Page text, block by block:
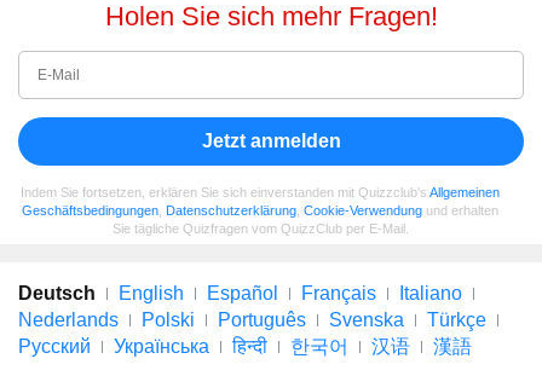
Holen Sie sich mehr Fragen!
Jetzt anmelden
Indem Sie fortsetzen, erklären Sie sich einverstanden mit Quizzclub's Allgemeinen
Geschäftsbedingungen Datenschutzerklärung Cookie-Verwendung und erhalten
Sie tägliche Quizfragen vom QuizzClub per E-Mail.
Deutsch English Español Français
Italiano
Nederlands
Polski Português Svenska
Türkçe
Русский
Українська हिन्दी 한국어 汉语 漢語